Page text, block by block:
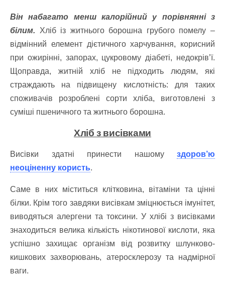
Він набагато менш калорійний у порівнянні з
білим. Хліб із житнього борошна грубого помелу –
відмінний елемент дієтичного харчування, корисний
при ожирінні, запорах, цукровому діабеті, недокрів’ї.
Щоправда, житній хліб не підходить людям, які
страждають на підвищену кислотність: для таких
споживачів розроблені сорти хліба, виготовлені з
суміші пшеничного та житнього борошна.
Хліб з висівками
Висівки здатні принести нашому здоров’ю
неоціненну користь.
Саме в них міститься клітковина, вітаміни та цінні
білки. Крім того завдяки висівкам зміцнюється імунітет,
виводяться алергени та токсини. У хлібі з висівками
знаходиться велика кількість нікотинової кислоти, яка
успішно захищає організм від розвитку шлунково-
кишкових захворювань, атеросклерозу та надмірної
ваги.